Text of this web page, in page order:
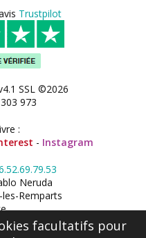
Trustpilot
SSL ©2026
973
:
- Instagram
Neruda
Remparts
facultatifs pour